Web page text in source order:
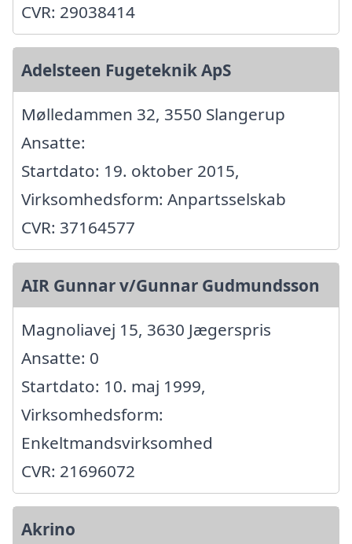
CVR: 29038414
Adelsteen Fugeteknik ApS
Mølledammen 32, 3550 Slangerup
Ansatte:
Startdato: 19. oktober 2015,
Virksomhedsform: Anpartsselskab
CVR: 37164577
AIR Gunnar v/Gunnar Gudmundsson
Magnoliavej 15, 3630 Jægerspris
Ansatte: 0
Startdato: 10. maj 1999,
Virksomhedsform:
Enkeltmandsvirksomhed
CVR: 21696072
Akrino